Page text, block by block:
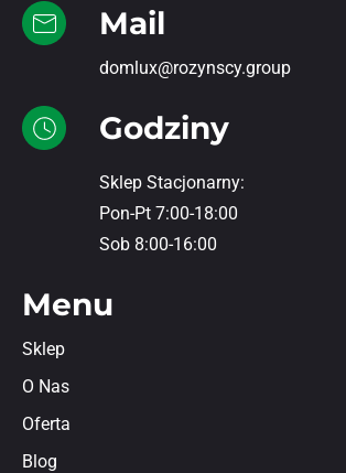
Mail
domlux@rozynscy.group
Godziny
Sklep Stacjonarny:
Pon-Pt 7:00-18:00
Sob 8:00-16:00
Menu
Sklep
O Nas
Oferta
Blog